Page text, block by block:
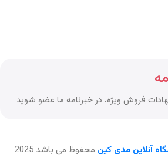
فروش ویژه، در خبرنامه ما عضو شوید
آنلاین مدی کین محفوظ می باشد 2025